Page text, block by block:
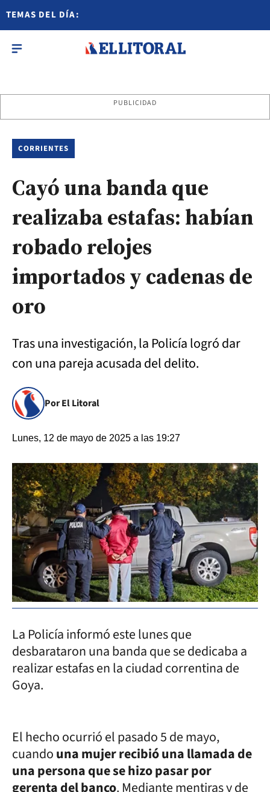
TEMAS DEL DÍA:
PUBLICIDAD
CORRIENTES
Cayó una banda que
realizaba estafas: habían
robado relojes
importados y cadenas de
oro
Tras una investigación, la Policía logró dar
con una pareja acusada del delito.
Por El Litoral
Lunes, 12 de mayo de 2025 a las 19:27
La Policía informó este lunes que
desbarataron una banda que se dedicaba a
realizar estafas en la ciudad correntina de
Goya.
El hecho ocurrió el pasado 5 de mayo,
cuandouna mujer recibió una llamada de
una persona que se hizo pasar por
gerenta del banco. Mediante mentiras y de